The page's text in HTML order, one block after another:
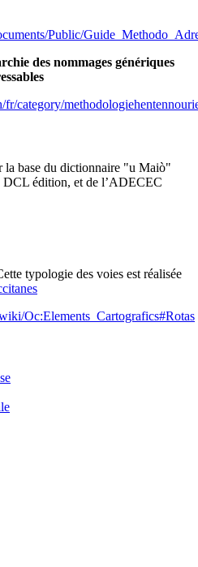
Public/
des nommages génériques
category/
la base du dictionnaire "u Maiò"
édition, et de l’ADECEC
typologie des voies est réalisée
Oc:Elements_Cartografics#Rotas